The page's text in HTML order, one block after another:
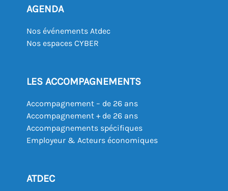
AGENDA
Nos événements Atdec
Nos espaces CYBER
LES ACCOMPAGNEMENTS
Accompagnement – de 26 ans
Accompagnement + de 26 ans
Accompagnements spécifiques
Employeur & Acteurs économiques
ATDEC